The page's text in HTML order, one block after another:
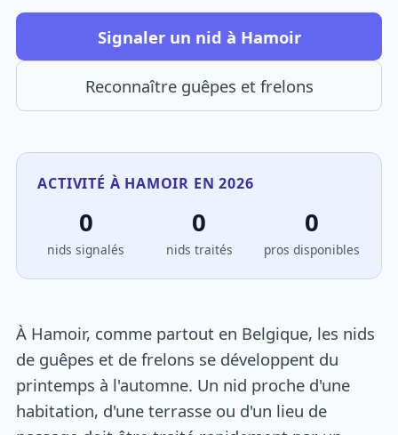
Signaler un nid à Hamoir
Reconnaître guêpes et frelons
ACTIVITÉ À HAMOIR EN 2026
0
nids signalés
0
nids traités
0
pros disponibles
À Hamoir, comme partout en Belgique, les nids
de guêpes et de frelons se développent du
printemps à l'automne. Un nid proche d'une
habitation, d'une terrasse ou d'un lieu de